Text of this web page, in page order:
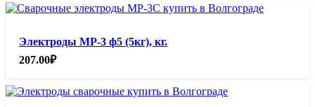
Электроды МР-3 ф5 (5кг), кг.
207.00₽